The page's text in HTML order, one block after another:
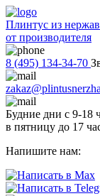
Плинтус из
от производителя
8 (495) 134-34-70
Будние дни с 9-18
в пятницу до 17
Напишите нам: